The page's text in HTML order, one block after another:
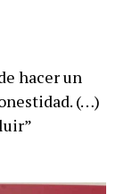
hacer un
(…)